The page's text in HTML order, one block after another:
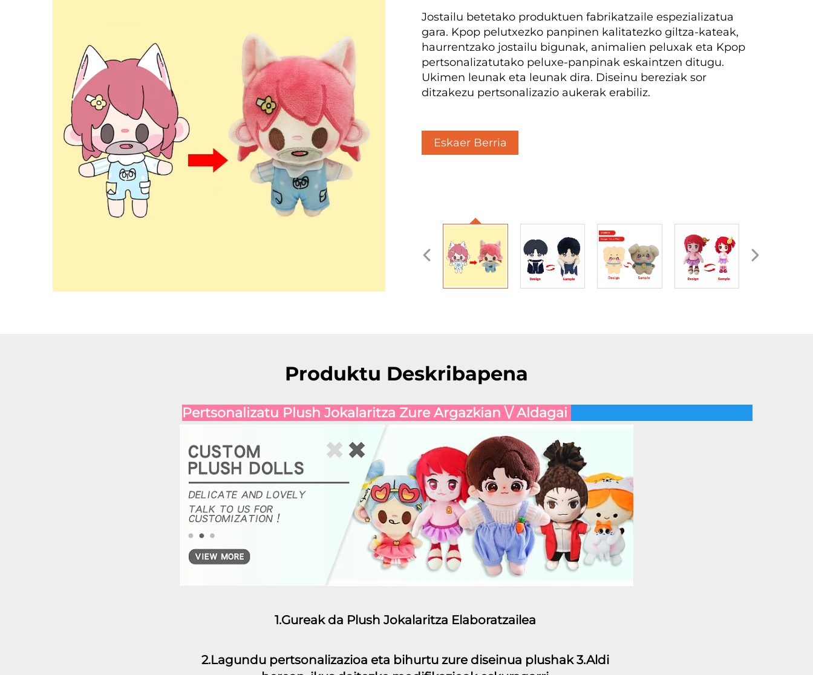
Jostailu betetako produktuen fabrikatzaile espezializatua
gara. Kpop pelutxezko panpinen kalitatezko giltza-kateak,
haurrentzako jostailu bigunak, animalien peluxak eta Kpop
pertsonalizatutako peluxe-panpinak eskaintzen ditugu.
Ukimen leunak eta leunak dira. Diseinu bereziak sor
ditzakezu pertsonalizazio aukerak erabiliz.
Eskaer Berria
Produktu Deskribapena
Pertsonalizatu Plush Jokalaritza Zure Argazkian
1.Gureak da Plush Jokalaritza Elaboratzailea
2.Lagundu pertsonalizazioa eta bihurtu zure diseinua plushak 3.Aldi